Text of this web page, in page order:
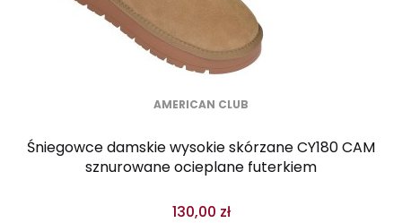
AMERICAN CLUB
Śniegowce damskie wysokie skórzane CY180 CAM
sznurowane ocieplane futerkiem
130,00 zł